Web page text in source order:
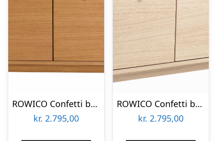
ROWICO Confetti bænk – olieret eg/sort stofhynde, m. 2 skuffer
kr. 2.795,00
ROWICO Confetti bænk – hvidpigmenteret egefinér/sort stofhynde, m. 2 skuffer
kr. 2.795,00